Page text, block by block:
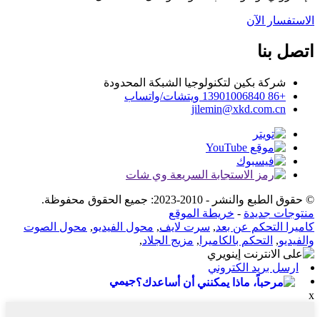
الاستفسار الآن
اتصل بنا
شركة بكين لتكنولوجيا الشبكة المحدودة
+86 13901006840 ويتشات/واتساب
jilemin@xkd.com.cn
© حقوق الطبع والنشر - 2010-2023: جميع الحقوق محفوظة.
منتوجات جديدة - خريطة الموقع
كاميرا التحكم عن بعد, سرت لايف, محول الفيديو, محول الصوت
والفيديو, التحكم بالكاميرا , مزيج الجلاد,
ارسل بريد الكتروني
جيمي
x